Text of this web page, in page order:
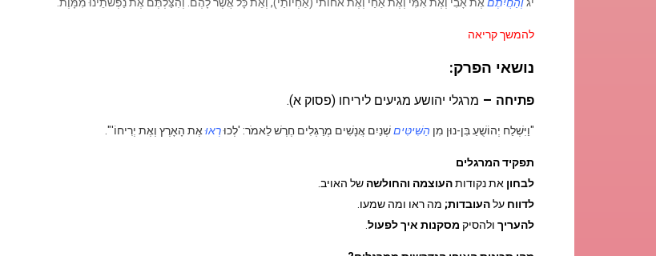
להמשך קריאה
נושאי הפרק:
פתיחה – מרגלי יהושע מגיעים ליריחו (פסוק א).
"וַיִּשְׁלַח יְהוֹשֻׁעַ בִּן-נוּן מִן הַשִּׁיטִּיםשְׁנַיִם אֲנָשִׁים מְרַגְּלִים חֶרֶשׁ לֵאמֹר: 'לְכוּרְאוּ אֶת הָאָרֶץ וְאֶת יְרִיחוֹ'".
תפקיד המרגלים
לבחון את נקודותהעוצמה והחולשה של האויב.
לדווח עלהעובדות; מה ראו ומה שמעו.
להעריך ולהסיק מסקנות איך לפעול